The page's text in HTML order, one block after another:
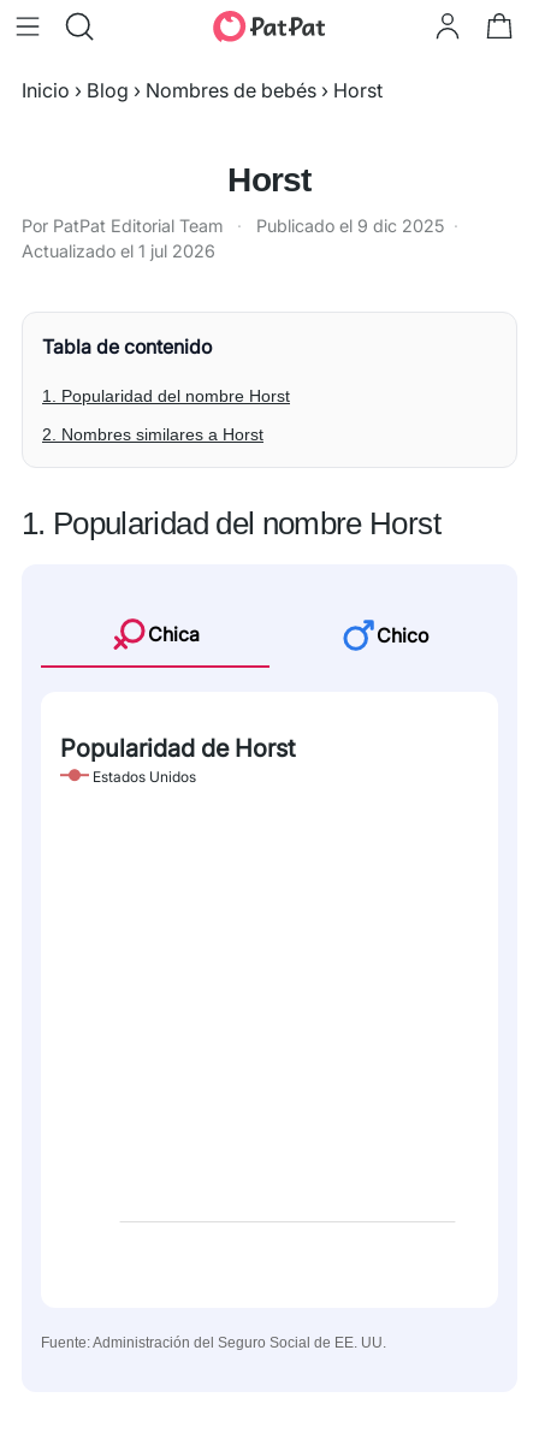
Inicio › Blog › Nombres de bebés › Horst
Horst
Por PatPat Editorial Team · Publicado el 9 dic 2025 ·
Actualizado el 1 jul 2026
Tabla de contenido
1. Popularidad del nombre Horst
2. Nombres similares a Horst
1. Popularidad del nombre Horst
Chica Chico
Popularidad de Horst
Estados Unidos
Fuente: Administración del Seguro Social de EE. UU.